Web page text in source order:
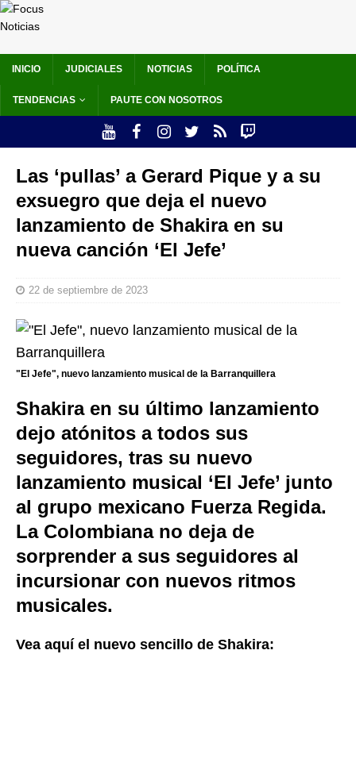
INICIO JUDICIALES NOTICIAS POLÍTICA
TENDENCIAS PAUTE CON NOSOTROS
Las ‘pullas’ a Gerard Pique y a su
exsuegro que deja el nuevo
lanzamiento de Shakira en su
nueva canción ‘El Jefe’
22 de septiembre de 2023
"El Jefe", nuevo lanzamiento musical de la Barranquillera
Shakira en su último lanzamiento
dejo atónitos a todos sus
seguidores, tras su nuevo
lanzamiento musical ‘El Jefe’ junto
al grupo mexicano Fuerza Regida.
La Colombiana no deja de
sorprender a sus seguidores al
incursionar con nuevos ritmos
musicales.
Vea aquí el nuevo sencillo de Shakira: